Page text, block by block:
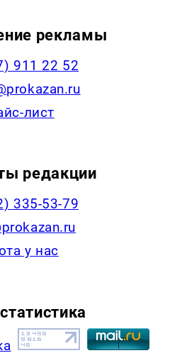
рекламы
911 22 52
лист
редакции
335-53-79
у нас